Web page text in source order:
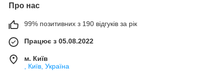
Про нас
99% позитивних з 190 відгуків за рік
Працює з 05.08.2022
м. Київ
, Київ, Україна